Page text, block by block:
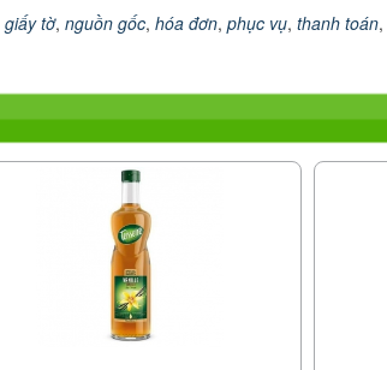
giấy tờ, nguồn gốc, hóa đơn, phục vụ, thanh toán,